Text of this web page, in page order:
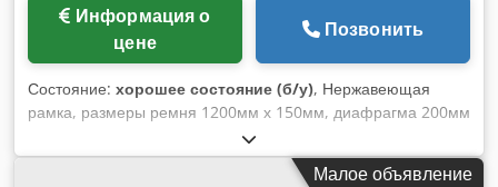
цене
Позвонить
Состояние: хорошее состояние (б/у), Нержавеющая
рамка, размеры ремня 1200мм х 150мм, диафрагма 200мм
х 70мм, остановка/старт, с сигнализацией, 3Ph Dksdpsfhdu
Tjfx Aqpsr
Малое объявление